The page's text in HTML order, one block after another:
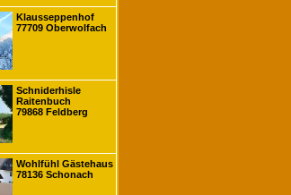
Klausseppenhof
77709 Oberwolfach
Schniderhisle
Raitenbuch
79868 Feldberg
Wohlfühl Gästehaus
78136 Schonach